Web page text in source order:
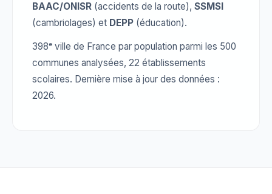
BAAC/ONISR (accidents de la route), SSMSI
(cambriolages) et DEPP (éducation).
398ᵉ ville de France par population parmi les 500
communes analysées, 22 établissements
scolaires. Dernière mise à jour des données :
2026.